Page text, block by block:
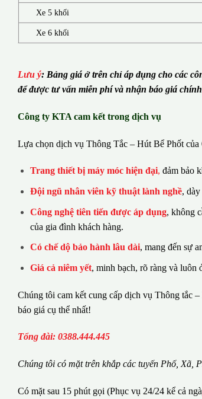
Xe 5 khối
Xe 6 khối
Lưu ý: Bảng giá ở trên chỉ áp dụng cho các
để được tư vấn miễn phí và nhận báo giá
Công ty KTA cam kết trong dịch vụ
Lựa chọn dịch vụ Thông Tắc – Hút Bể Phốt
Trang thiết bị máy móc hiện đại, đảm bảo
Đội ngũ nhân viên kỹ thuật lành nghề,
Công nghệ tiên tiến được áp dụng, không
của gia đình khách hàng.
Có chế dộ bảo hành lâu dài, mang đến sự
Giá cả niêm yết, minh bạch, rõ ràng và luôn
Chúng tôi cam kết cung cấp dịch vụ Thông tắc
báo giá cụ thể nhất!
Tổng đài: 0388.444.445
Chúng tôi có mặt trên khắp các tuyến Phố, Xã,
Có mặt sau 15 phút gọi (Phục vụ 24/24 kể cả